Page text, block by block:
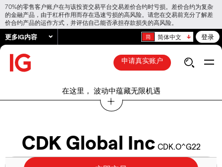
70%的零售客户账户在与该投资交易平台交易差价合约时亏损。差价合约为复杂
的金融产品，由于杠杆作用而存在迅速亏损的高风险。请您在交易前充分了解差
价合约产品的运作方式，并评估自己能否承担存款损失的高风险。
更多IG内容 简体中文 登录
申请真实账户
在这里， 波动中蕴藏无限机遇
CDK Global Inc CDK.O^G22